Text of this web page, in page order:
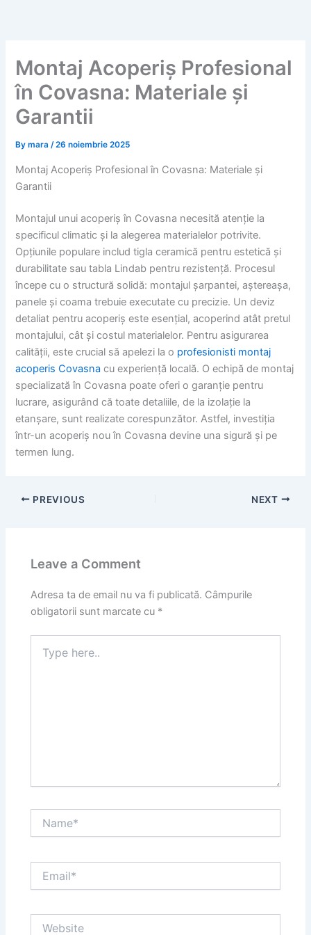
Montaj Acoperiș Profesional
în Covasna: Materiale și
Garantii
Bymara/26 noiembrie 2025
Montaj Acoperiș Profesional în Covasna: Materiale și
Garantii
Montajul unui acoperiș în Covasna necesită atenție la
specificul climatic și la alegerea materialelor potrivite.
Opțiunile populare includ tigla ceramică pentru estetică și
durabilitate sau tabla Lindab pentru rezistență. Procesul
începe cu o structură solidă: montajul șarpantei, aștereașa,
panele și coama trebuie executate cu precizie. Un deviz
detaliat pentru acoperiș este esențial, acoperind atât pretul
montajului, cât și costul materialelor. Pentru asigurarea
calității, este crucial să apelezi la o profesionisti montaj
acoperis Covasna cu experiență locală. O echipă de montaj
specializată în Covasna poate oferi o garanție pentru
lucrare, asigurând că toate detaliile, de la izolație la
etanșare, sunt realizate corespunzător. Astfel, investiția
într-un acoperiș nou în Covasna devine una sigură și pe
termen lung.
PREVIOUS NEXT
Leave a Comment
Adresa ta de email nu va fi publicată. Câmpurile
obligatorii sunt marcate cu *
here..